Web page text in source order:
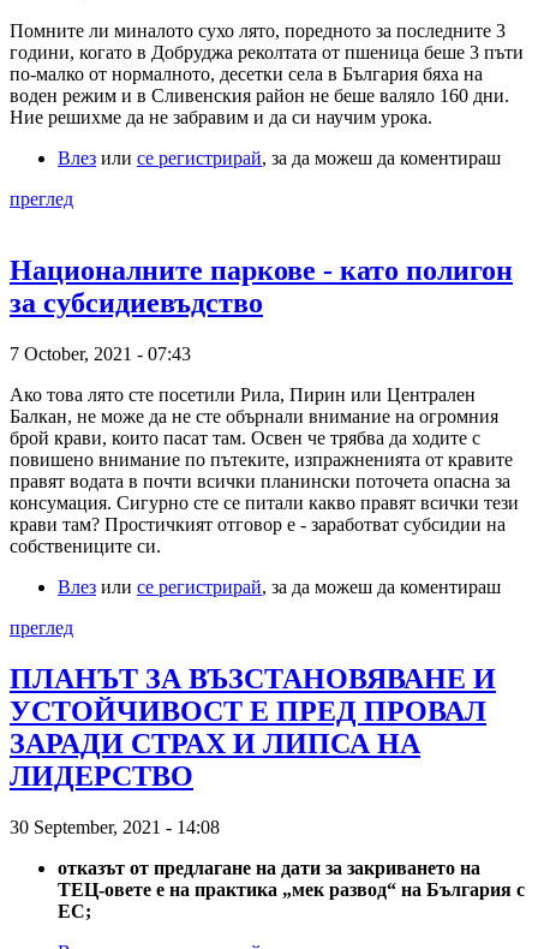
Помните ли миналото сухо лято, поредното за последните 3
години, когато в Добруджа реколтата от пшеница беше 3 пъти
по-малко от нормалното, десетки села в България бяха на
воден режим и в Сливенския район не беше валяло 160 дни.
Ние решихме да не забравим и да си научим урока.
Влез или се регистрирай, за да можеш да коментираш
преглед
Националните паркове - като полигон
за субсидиевъдство
7 October, 2021 - 07:43
Ако това лято сте посетили Рила, Пирин или Централен
Балкан, не може да не сте обърнали внимание на огромния
брой крави, които пасат там. Освен че трябва да ходите с
повишено внимание по пътеките, изпражненията от кравите
правят водата в почти всички планински поточета опасна за
консумация. Сигурно сте се питали какво правят всички тези
крави там? Простичкият отговор е - заработват субсидии на
собствениците си.
Влез или се регистрирай, за да можеш да коментираш
преглед
ПЛАНЪТ ЗА ВЪЗСТАНОВЯВАНЕ И
УСТОЙЧИВОСТ Е ПРЕД ПРОВАЛ
ЗАРАДИ СТРАХ И ЛИПСА НА
ЛИДЕРСТВО
30 September, 2021 - 14:08
отказът от предлагане на дати за закриването на
ТЕЦ-овете е на практика „мек развод“ на България с
ЕС;